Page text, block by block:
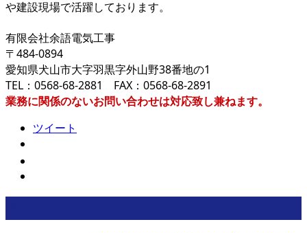
や建設現場で活躍しております。
有限会社余語電気工事
〒484-0894
愛知県犬山市大字羽黒字外山野38番地の1
TEL：0568-68-2881 FAX：0568-68-2891
業務に関係のないお問い合わせは対応致し兼ねます。
ツイート